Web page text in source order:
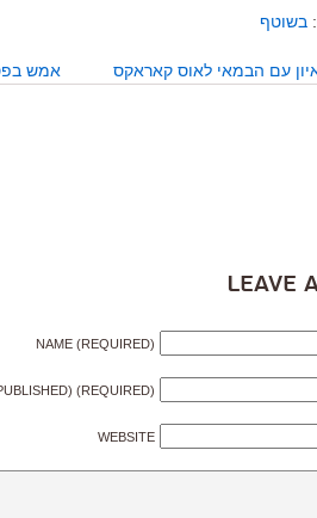
בשוטף
עם הבמאי לאוס קאראקס אמש
Leave
NAME (REQUIRED)
(REQUIRED)
WEBSITE